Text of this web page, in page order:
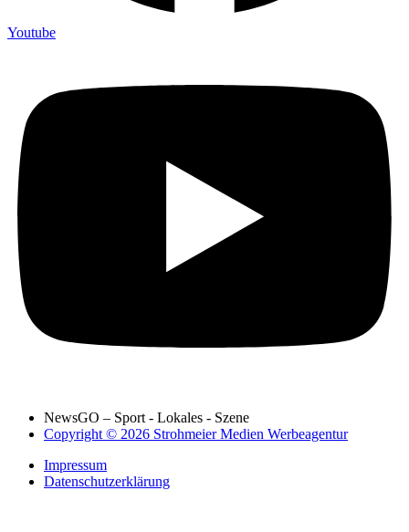
Youtube
NewsGO – Sport - Lokales - Szene
Copyright © 2026 Strohmeier Medien Werbeagentur
Impressum
Datenschutzerklärung